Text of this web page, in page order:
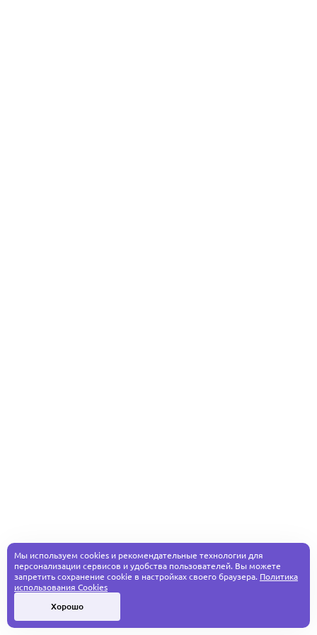
Мы используем cookies и рекомендательные технологии для
персонализации сервисов и удобства пользователей. Вы можете
запретить сохранение cookie в настройках своего браузера. Политика
использования Cookies
Хорошо